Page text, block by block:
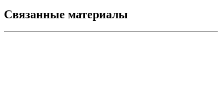
Связанные материалы